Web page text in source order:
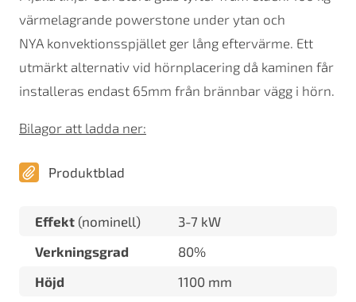
värmelagrande powerstone under ytan och
NYA konvektionsspjället ger lång eftervärme. Ett
utmärkt alternativ vid hörnplacering då kaminen får
installeras endast 65mm från brännbar vägg i hörn.
Bilagor att ladda ner:
Produktblad
Effekt (nominell)
3-7 kW
Verkningsgrad
80%
Höjd
1100 mm